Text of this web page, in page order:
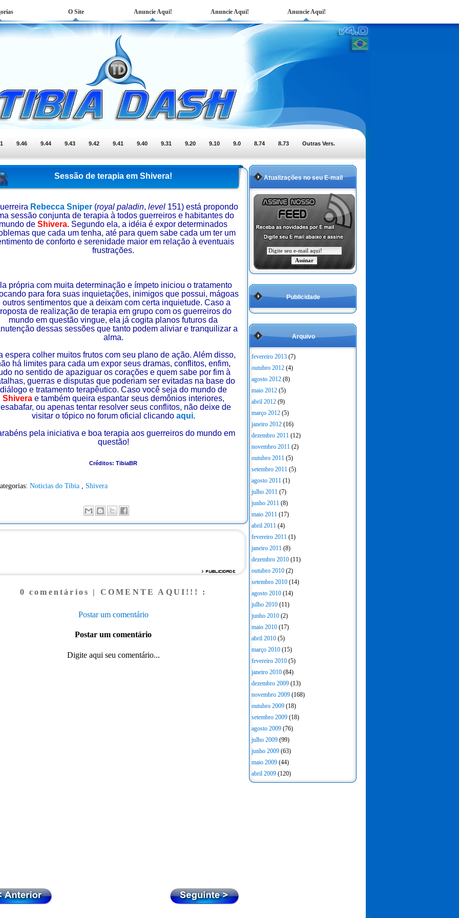
O Site Anuncie Aqui! Anuncie Aqui! Anuncie Aqui!
9.46 9.44 9.43 9.42 9.41 9.40 9.31 9.20 9.10 9.0 8.74 8.73 Outras Vers.
Sessão de terapia em Shivera!
Rebecca Sniper (royal paladin, level 151) está propondo
sessão conjunta de terapia à todos guerreiros e habitantes do
de Shivera. Segundo ela, a idéia é expor determinados
que cada um tenha, até para quem sabe cada um ter um
de conforto e serenidade maior em relação à eventuais
frustrações.
própria com muita determinação e ímpeto iniciou o tratamento
para fora suas inquietações, inimigos que possui, mágoas
outros sentimentos que a deixam com certa inquietude. Caso a
de realização de terapia em grupo com os guerreiros do
mundo em questão vingue, ela já cogita planos futuros da
dessas sessões que tanto podem aliviar e tranquilizar a
alma.
espera colher muitos frutos com seu plano de ação. Além disso,
há limites para cada um expor seus dramas, conflitos, enfim,
no sentido de apaziguar os corações e quem sabe por fim à
guerras e disputas que poderiam ser evitadas na base do
diálogo e tratamento terapêutico. Caso você seja do mundo de
Shiverae também queira espantar seus demônios interiores,
ou apenas tentar resolver seus conflitos, não deixe de
visitar o tópico no forum oficial clicando aqui.
pela iniciativa e boa terapia aos guerreiros do mundo em
questão!
Créditos: TibiaBR
Noticias do Tibia Shivera
0 comentários | COMENTE AQUI!!! :
Postar um comentário
Postar um comentário
Digite aqui seu comentário...
Atualizações no seu E-mail
Publicidade
Arquivo
fevereiro 2013 (7)
outubro 2012 (4)
agosto 2012 (8)
maio 2012 (5)
abril 2012 (9)
março 2012 (5)
janeiro 2012 (16)
dezembro 2011 (12)
novembro 2011 (2)
outubro 2011 (5)
setembro 2011 (5)
agosto 2011 (1)
julho 2011 (7)
junho 2011 (8)
maio 2011 (17)
abril 2011 (4)
fevereiro 2011 (1)
janeiro 2011 (8)
dezembro 2010 (11)
outubro 2010 (2)
setembro 2010 (14)
agosto 2010 (14)
julho 2010 (11)
junho 2010 (2)
maio 2010 (17)
abril 2010 (5)
março 2010 (15)
fevereiro 2010 (5)
janeiro 2010 (84)
dezembro 2009 (13)
novembro 2009 (168)
outubro 2009 (18)
setembro 2009 (18)
agosto 2009 (76)
julho 2009 (99)
junho 2009 (63)
maio 2009 (44)
abril 2009 (120)